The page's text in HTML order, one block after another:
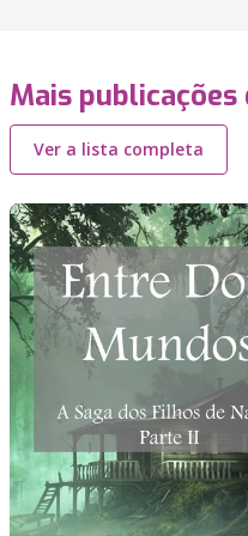
Mais
Ver a lista completa